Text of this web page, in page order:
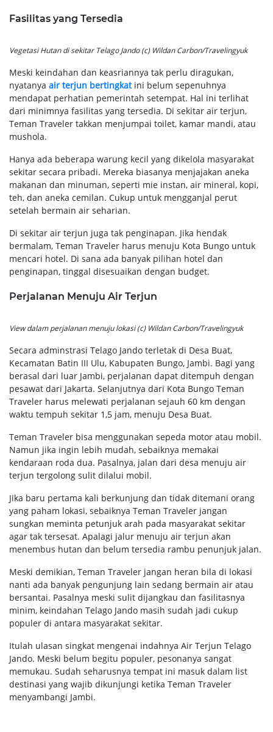
Fasilitas yang Tersedia
Vegetasi Hutan di sekitar Telago Jando (c) Wildan Carbon/Travelingyuk
Meski keindahan dan keasriannya tak perlu diragukan,
nyatanya air terjun bertingkat ini belum sepenuhnya
mendapat perhatian pemerintah setempat. Hal ini terlihat
dari minimnya fasilitas yang tersedia. Di sekitar air terjun,
Teman Traveler takkan menjumpai toilet, kamar mandi, atau
mushola.
Hanya ada beberapa warung kecil yang dikelola masyarakat
sekitar secara pribadi. Mereka biasanya menjajakan aneka
makanan dan minuman, seperti mie instan, air mineral, kopi,
teh, dan aneka cemilan. Cukup untuk mengganjal perut
setelah bermain air seharian.
Di sekitar air terjun juga tak penginapan. Jika hendak
bermalam, Teman Traveler harus menuju Kota Bungo untuk
mencari hotel. Di sana ada banyak pilihan hotel dan
penginapan, tinggal disesuaikan dengan budget.
Perjalanan Menuju Air Terjun
View dalam perjalanan menuju lokasi (c) Wildan Carbon/Travelingyuk
Secara adminstrasi Telago Jando terletak di Desa Buat,
Kecamatan Batin III Ulu, Kabupaten Bungo, Jambi. Bagi yang
berasal dari luar Jambi, perjalanan dapat ditempuh dengan
pesawat dari Jakarta. Selanjutnya dari Kota Bungo Teman
Traveler harus melewati perjalanan sejauh 60 km dengan
waktu tempuh sekitar 1,5 jam, menuju Desa Buat.
Teman Traveler bisa menggunakan sepeda motor atau mobil.
Namun jika ingin lebih mudah, sebaiknya memakai
kendaraan roda dua. Pasalnya, jalan dari desa menuju air
terjun tergolong sulit dilalui mobil.
Jika baru pertama kali berkunjung dan tidak ditemani orang
yang paham lokasi, sebaiknya Teman Traveler jangan
sungkan meminta petunjuk arah pada masyarakat sekitar
agar tak tersesat. Apalagi jalur menuju air terjun akan
menembus hutan dan belum tersedia rambu penunjuk jalan.
Meski demikian, Teman Traveler jangan heran bila di lokasi
nanti ada banyak pengunjung lain sedang bermain air atau
bersantai. Pasalnya meski sulit dijangkau dan fasilitasnya
minim, keindahan Telago Jando masih sudah jadi cukup
populer di antara masyarakat sekitar.
Itulah ulasan singkat mengenai indahnya Air Terjun Telago
Jando. Meski belum begitu populer, pesonanya sangat
memukau. Sudah seharusnya tempat ini masuk dalam list
destinasi yang wajib dikunjungi ketika Teman Traveler
menyambangi Jambi.